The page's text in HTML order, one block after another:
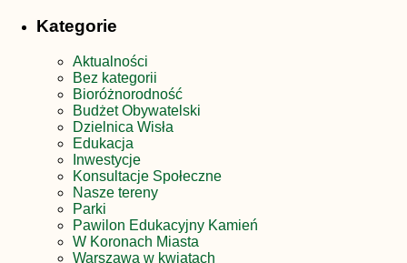
Kategorie
Aktualności
Bez kategorii
Bioróżnorodność
Budżet Obywatelski
Dzielnica Wisła
Edukacja
Inwestycje
Konsultacje Społeczne
Nasze tereny
Parki
Pawilon Edukacyjny Kamień
W Koronach Miasta
Warszawa w kwiatach